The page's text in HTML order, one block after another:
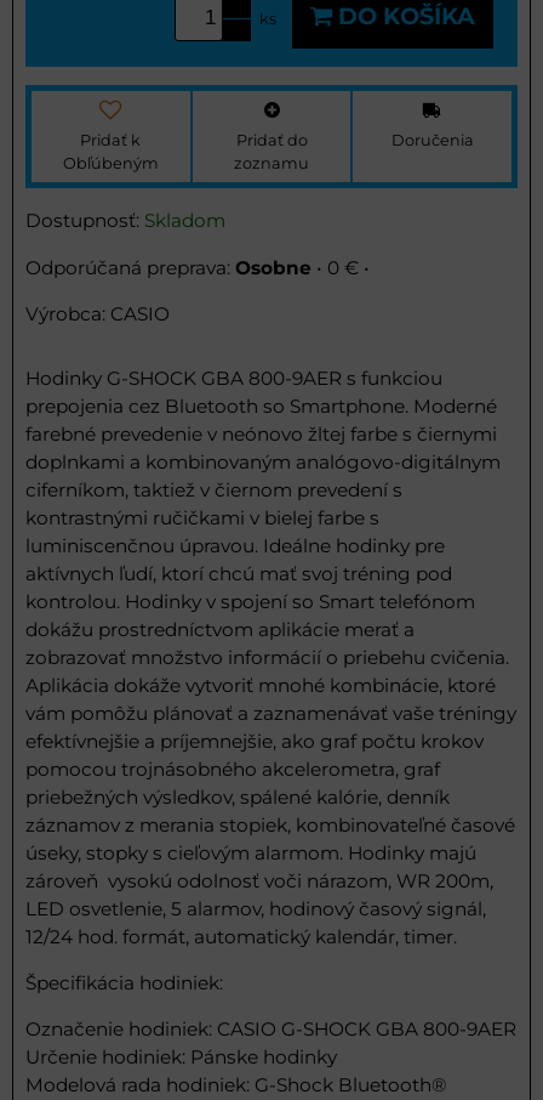
ks DO KOŠÍKA
Pridať k
Obľúbeným
Pridať do
zoznamu
Doručenia
Dostupnosť: Skladom
Osobne • 0 € •
Výrobca: CASIO
Hodinky G-SHOCK GBA 800-9AER s funkciou
prepojenia cez Bluetooth so Smartphone. Moderné
farebné prevedenie v neónovo žltej farbe s čiernymi
doplnkami a kombinovaným analógovo-digitálnym
ciferníkom, taktiež v čiernom prevedení s
kontrastnými ručičkami v bielej farbe s
luminiscenčnou úpravou. Ideálne hodinky pre
aktívnych ľudí, ktorí chcú mať svoj tréning pod
kontrolou. Hodinky v spojení so Smart telefónom
dokážu prostredníctvom aplikácie merať a
zobrazovať množstvo informácií o priebehu cvičenia.
Aplikácia dokáže vytvoriť mnohé kombinácie, ktoré
vám pomôžu plánovať a zaznamenávať vaše tréningy
efektívnejšie a príjemnejšie, ako graf počtu krokov
pomocou trojnásobného akcelerometra, graf
priebežných výsledkov, spálené kalórie, denník
záznamov z merania stopiek, kombinovateľné časové
úseky, stopky s cieľovým alarmom. Hodinky majú
zároveň vysokú odolnosť voči nárazom, WR 200m,
LED osvetlenie, 5 alarmov, hodinový časový signál,
12/24 hod. formát, automatický kalendár, timer.
Špecifikácia hodiniek:
Označenie hodiniek: CASIO G-SHOCK GBA 800-9AER
Určenie hodiniek: Pánske hodinky
Modelová rada hodiniek: G-Shock Bluetooth®